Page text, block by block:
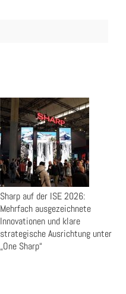
Sharp auf der ISE 2026:
Mehrfach ausgezeichnete
Innovationen und klare
strategische Ausrichtung unter
„One Sharp“